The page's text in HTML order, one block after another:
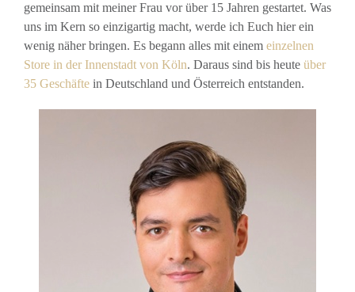
gemeinsam mit meiner Frau vor über 15 Jahren gestartet. Was
uns im Kern so einzigartig macht, werde ich Euch hier ein
wenig näher bringen. Es begann alles mit einem einzelnen
Store in der Innenstadt von Köln. Daraus sind bis heute über
35 Geschäfte in Deutschland und Österreich entstanden.